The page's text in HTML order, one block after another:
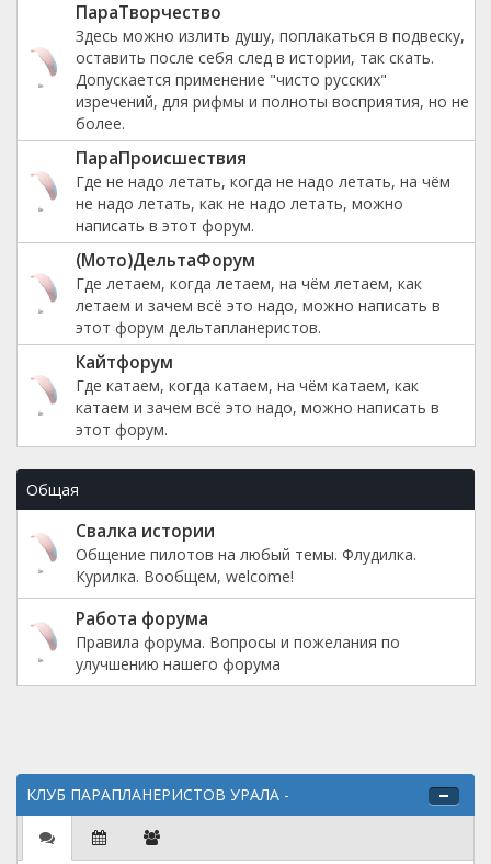
ПараТворчество
Здесь можно излить душу, поплакаться в подвеску,
оставить после себя след в истории, так скать.
Допускается применение "чисто русских"
изречений, для рифмы и полноты восприятия, но не
более.
ПараПроиcшествия
Где не надо летать, когда не надо летать, на чём
не надо летать, как не надо летать, можно
написать в этот форум.
(Мото)ДельтаФорум
Где летаем, когда летаем, на чём летаем, как
летаем и зачем всё это надо, можно написать в
этот форум дельтапланеристов.
Кайтфорум
Где катаем, когда катаем, на чём катаем, как
катаем и зачем всё это надо, можно написать в
этот форум.
Общая
Свалка истории
Общение пилотов на любый темы. Флудилка.
Курилка. Вообщем, welcome!
Работа форума
Правила форума. Вопросы и пожелания по
улучшению нашего форума
КЛУБ ПАРАПЛАНЕРИСТОВ УРАЛА -
Информационный центр